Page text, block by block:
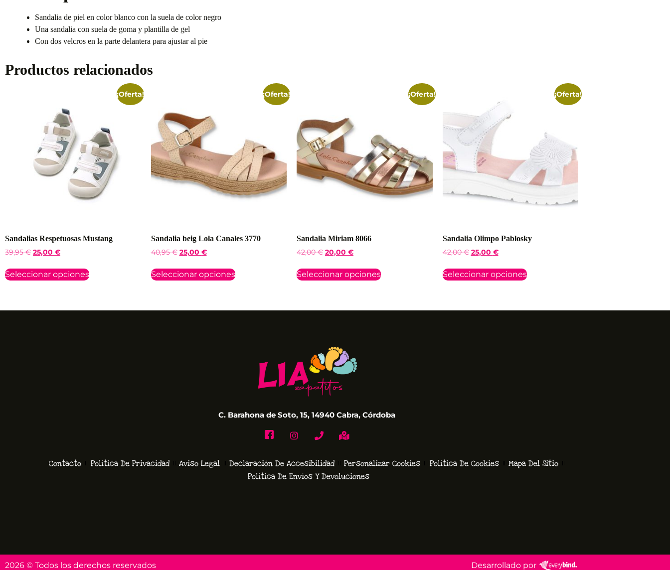
Sandalia de piel en color blanco con la suela de color negro
Una sandalia con suela de goma y plantilla de gel
Con dos velcros en la parte delantera para ajustar al pie
Productos relacionados
¡Oferta!
Sandalias Respetuosas Mustang
39,95€ 25,00 €
Seleccionar opciones
¡Oferta!
Sandalia beig Lola Canales 3770
40,95€ 25,00 €
Seleccionar opciones
¡Oferta!
Sandalia Miriam 8066
42,00€ 20,00 €
Seleccionar opciones
¡Oferta!
Sandalia Olimpo Pablosky
42,00€ 25,00 €
Seleccionar opciones
C. Barahona de Soto, 15, 14940 Cabra, Córdoba
Contacto Política De Privacidad Aviso Legal Declaración De Accesibilidad Personalizar Cookies Política De Cookies
Mapa Del Sitio
Política De Envíos Y Devoluciones
2026 © Todos los derechos reservados Desarrollado por